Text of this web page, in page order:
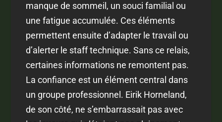
manque de sommeil, un souci familial ou
une fatigue accumulée. Ces éléments
permettent ensuite d’adapter le travail ou
d’alerter le staff technique. Sans ce relais,
certaines informations ne remontent pas.
La confiance est un élément central dans
un groupe professionnel. Eirik Horneland,
de son côté, ne s’embarrassait pas avec